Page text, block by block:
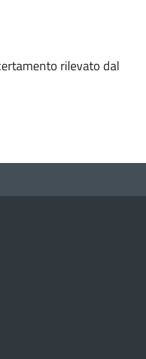
rilevato dal